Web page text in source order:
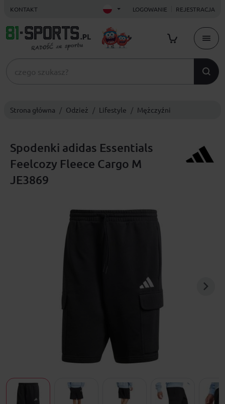
KONTAKT LOGOWANIE REJESTRACJA
Strona główna Odzież Lifestyle Mężczyźni
Spodenki adidas Essentials
Feelcozy Fleece Cargo M
JE3869